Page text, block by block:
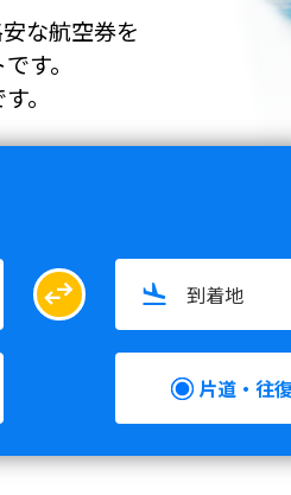
な航空券を
す。
。
swap_horiz
片道・往復